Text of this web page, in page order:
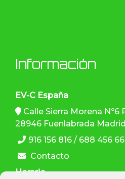
Información
EV-C España
Calle Sierra Morena Nº6
28946 Fuenlabrada Madrid
916 156 816 / 688 456
Contacto
Horario